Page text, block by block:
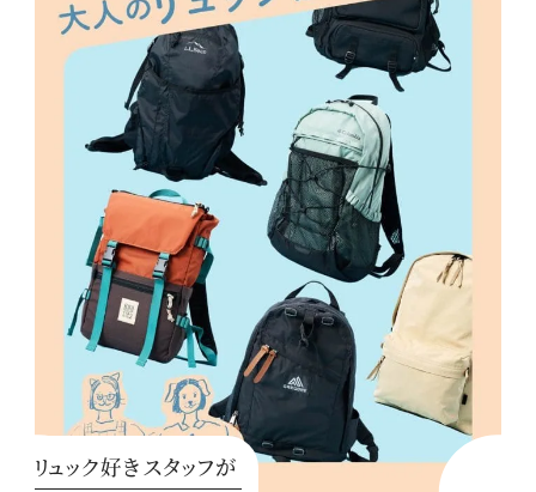
リュック好きスタッフが